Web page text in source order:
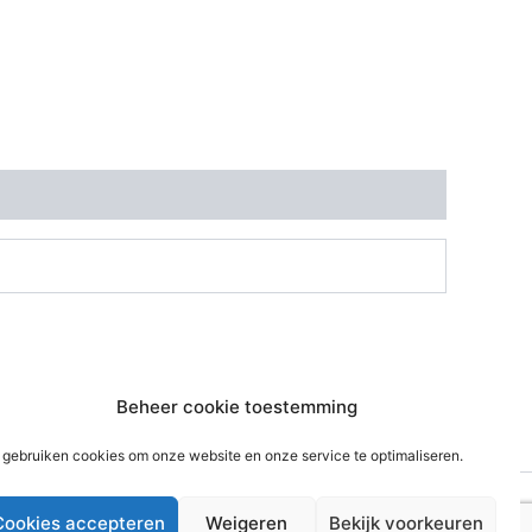
Beheer cookie toestemming
gebruiken cookies om onze website en onze service te optimaliseren.
accepteren Weigeren Bekijk voorkeuren